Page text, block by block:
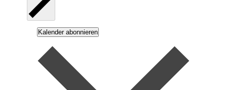
Kalender abonnieren